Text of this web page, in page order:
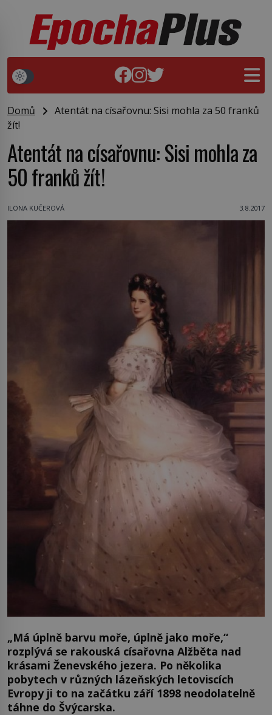
Domů
Atentát na císařovnu: Sisi mohla za 50 franků
žít!
Atentát na císařovnu: Sisi mohla za
50 franků žít!
ILONA KUČEROVÁ 3.8.2017
„Má úplně barvu moře, úplně jako moře,“
rozplývá se rakouská císařovna Alžběta nad
krásami Ženevského jezera. Po několika
pobytech v různých lázeňských letoviscích
Evropy ji to na začátku září 1898 neodolatelně
táhne do Švýcarska.